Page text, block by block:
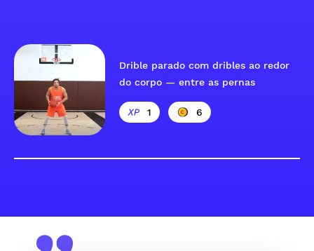
Drible parado com dribles ao redor
do corpo — entre as pernas
1 6